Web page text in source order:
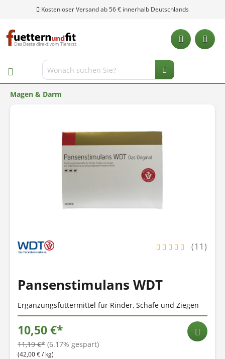
Kostenloser Versand ab 56 € innerhalb Deutschlands
Magen & Darm
(11)
Pansenstimulans WDT
Ergänzungsfuttermittel für Rinder, Schafe und Ziegen
10,50 €*
11,19 €* (6.17% gespart)
(42,00 € / kg)